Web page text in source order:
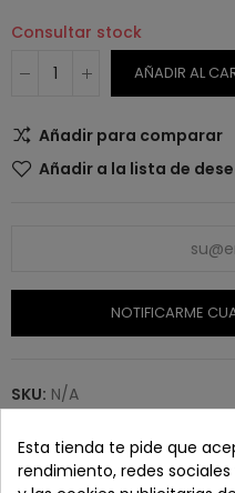
Consultar stock
AÑADIR AL
Añadir para comparar
Añadir a la lista de
NOTIFICARME
SKU: N/A
Esta tienda te pide que
rendimiento, redes